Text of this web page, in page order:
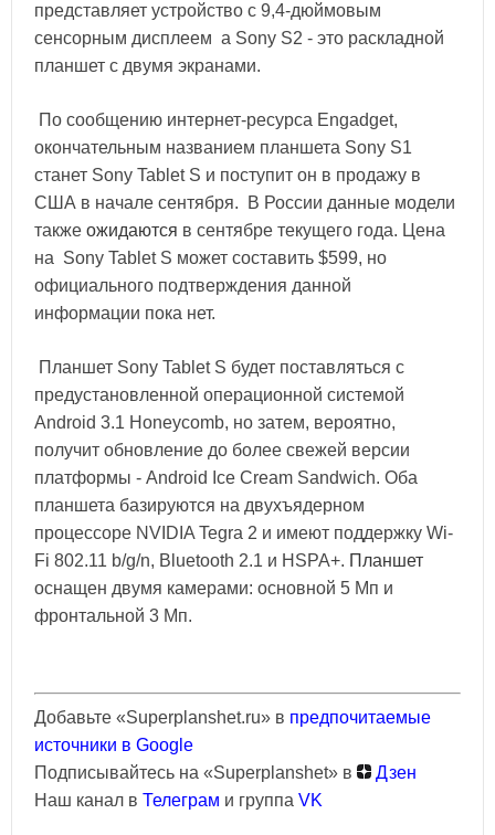
представляет устройство с 9,4-дюймовым
сенсорным дисплеем а Sony S2 - это раскладной
планшет с двумя экранами.
По сообщению интернет-ресурса Engadget,
окончательным названием планшета Sony S1
станет Sony Tablet S и поступит он в продажу в
США в начале сентября. В России данные модели
также ожидаются в сентябре текущего года. Цена
на Sony Tablet S может составить $599, но
официального подтверждения данной
информации пока нет.
Планшет Sony Tablet S будет поставляться с
предустановленной операционной системой
Android 3.1 Honeycomb, но затем, вероятно,
получит обновление до более свежей версии
платформы - Android Ice Cream Sandwich. Оба
планшета базируются на двухъядерном
процессоре NVIDIA Tegra 2 и имеют поддержку Wi-
Fi 802.11 b/g/n, Bluetooth 2.1 и HSPA+. Планшет
оснащен двумя камерами: основной 5 Мп и
фронтальной 3 Мп.
Добавьте «Superplanshet.ru» в предпочитаемые
источники в Google
Подписывайтесь на «Superplanshet» в
Дзен
Наш канал в Телеграм и группа VK